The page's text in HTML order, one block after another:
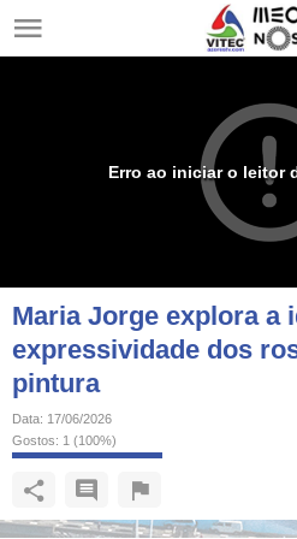
Erro ao iniciar o leitor
Maria Jorge explora a
expressividade dos
pintura
Data: 17/06/2026
Gostos: 1 (100%)